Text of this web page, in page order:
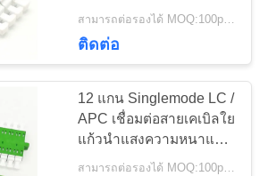
ยบสายไฟเบอร์
ชัตเตอร์ Quad LC เป็น LC
เดียวสีเขียว
สามารถต่อรองได้ MOQ:100pcs
ติดต่อ
12 แกน Singlemode LC /
APC เชื่อมต่อสายเคเบิลใย
แก้วนำแสงความหนาแน่น
สูงแผงแพทช์
สามารถต่อรองได้ MOQ:100pcs